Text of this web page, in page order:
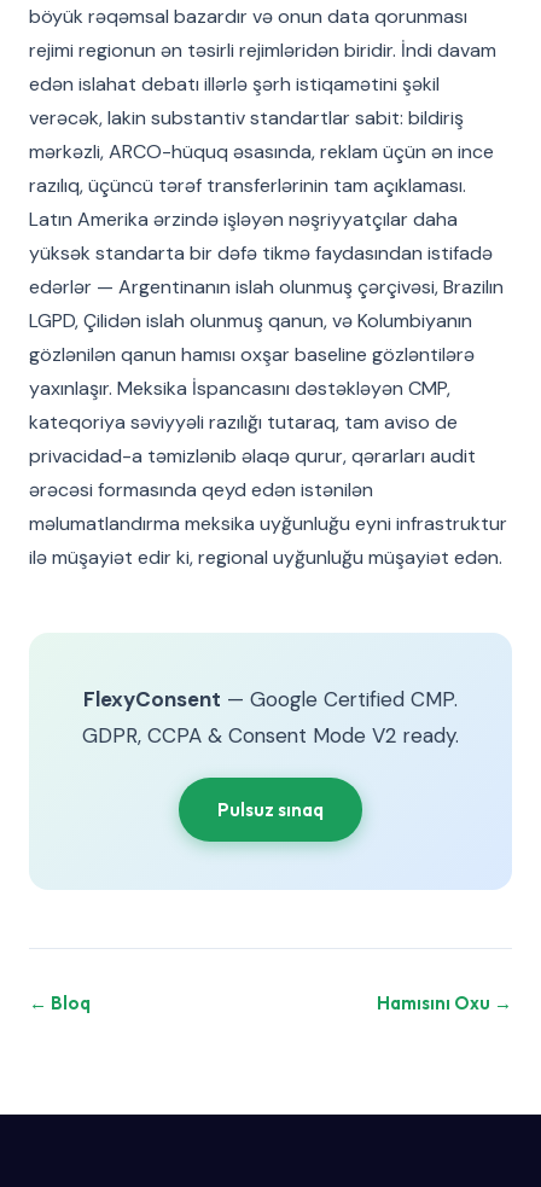
böyük rəqəmsal bazardır və onun data qorunması
rejimi regionun ən təsirli rejimləridən biridir. İndi davam
edən islahat debatı illərlə şərh istiqamətini şəkil
verəcək, lakin substantiv standartlar sabit: bildiriş
mərkəzli, ARCO-hüquq əsasında, reklam üçün ən ince
razılıq, üçüncü tərəf transferlərinin tam açıklaması.
Latın Amerika ərzində işləyən nəşriyyatçılar daha
yüksək standarta bir dəfə tikmə faydasından istifadə
edərlər — Argentinanın islah olunmuş çərçivəsi, Brazilın
LGPD, Çilidən islah olunmuş qanun, və Kolumbiyanın
gözlənilən qanun hamısı oxşar baseline gözləntilərə
yaxınlaşır. Meksika İspancasını dəstəkləyən CMP,
kateqoriya səviyyəli razılığı tutaraq, tam aviso de
privacidad-a təmizlənib əlaqə qurur, qərarları audit
ərəcəsi formasında qeyd edən istənilən
məlumatlandırma meksika uyğunluğu eyni infrastruktur
ilə müşayiət edir ki, regional uyğunluğu müşayiət edən.
FlexyConsent — Google Certified CMP.
GDPR, CCPA & Consent Mode V2 ready.
Pulsuz sınaq
← Bloq Hamısını Oxu →